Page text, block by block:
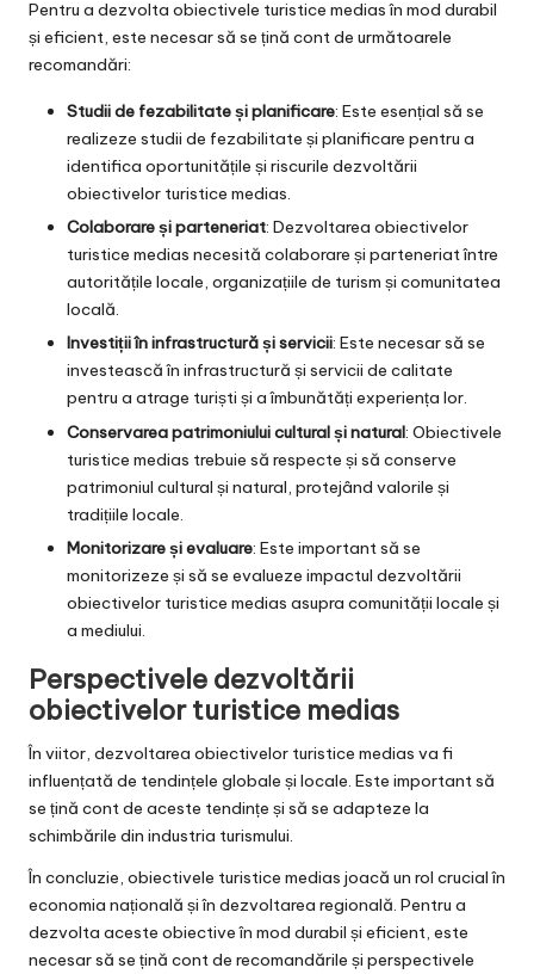
Pentru a dezvolta obiectivele turistice medias în mod durabil
și eficient, este necesar să se țină cont de următoarele
recomandări:
Studii de fezabilitate și planificare: Este esențial să se
realizeze studii de fezabilitate și planificare pentru a
identifica oportunitățile și riscurile dezvoltării
obiectivelor turistice medias.
Colaborare și parteneriat: Dezvoltarea obiectivelor
turistice medias necesită colaborare și parteneriat între
autoritățile locale, organizațiile de turism și comunitatea
locală.
Investiții în infrastructură și servicii: Este necesar să se
investească în infrastructură și servicii de calitate
pentru a atrage turiști și a îmbunătăți experiența lor.
Conservarea patrimoniului cultural și natural: Obiectivele
turistice medias trebuie să respecte și să conserve
patrimoniul cultural și natural, protejând valorile și
tradițiile locale.
Monitorizare și evaluare: Este important să se
monitorizeze și să se evalueze impactul dezvoltării
obiectivelor turistice medias asupra comunității locale și
a mediului.
Perspectivele dezvoltării
obiectivelor turistice medias
În viitor, dezvoltarea obiectivelor turistice medias va fi
influențată de tendințele globale și locale. Este important să
se țină cont de aceste tendințe și să se adapteze la
schimbările din industria turismului.
În concluzie, obiectivele turistice medias joacă un rol crucial în
economia națională și în dezvoltarea regională. Pentru a
dezvolta aceste obiective în mod durabil și eficient, este
necesar să se țină cont de recomandările și perspectivele